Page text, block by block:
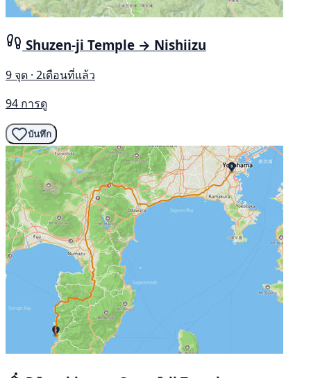
Shuzen-ji Temple → Nishiizu
9 จุด · 2เดือนที่แล้ว
94 การดู
บันทึก